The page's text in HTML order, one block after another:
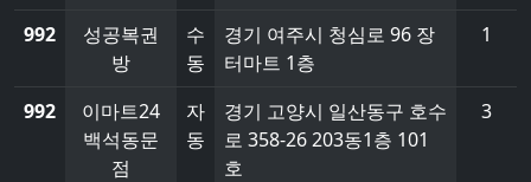
992
성공복권
방
수
동
경기 여주시 청심로 96 장
터마트 1층
1
992
이마트24
백석동문
점
자
동
경기 고양시 일산동구 호수
로 358-26 203동1층 101
호
3